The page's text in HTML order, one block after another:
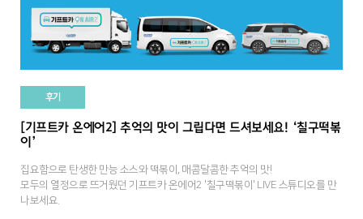
후기
[기프트카 온에어2] 추억의 맛이 그립다면 드셔보세요! ‘칠구떡볶
이’
집요함으로 탄생한 만능 소스와 떡볶이, 매콤달콤한 추억의 맛!
모두의 열정으로 뜨거웠던 기프트카 온에어2 '칠구떡볶이' LIVE 스튜디오를 만
나보세요.